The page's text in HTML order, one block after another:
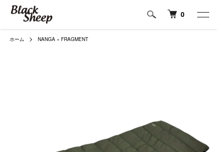
0
ホーム NANGA × FRAGMENT